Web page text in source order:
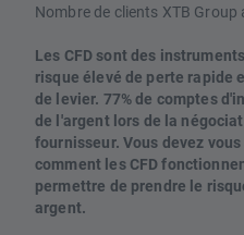
Nombre de clients XTB
Les CFD sont des
risque élevé de perte rapide
de levier. 77% de comptes
de l'argent lors de la
fournisseur. Vous devez
comment les CFD
permettre de prendre le
argent.